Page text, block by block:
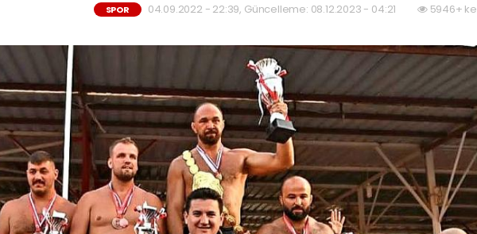
SPOR 04.09.2022 - 22:39, Güncelleme: 08.12.2023 - 04:21 5946+